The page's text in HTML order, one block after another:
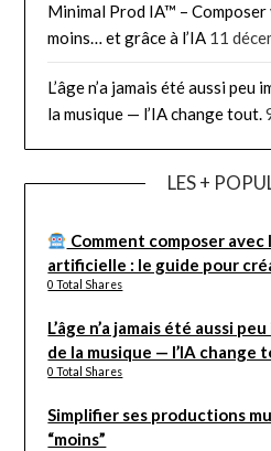
Minimal Prod IA™ – Composer
moins… et grâce à l’IA 11
L’âge n’a jamais été aussi
la musique — l’IA change tout.
LES +
Comment composer avec
artificielle : le guide pour
0 Total Shares
L’âge n’a jamais été aussi
de la musique — l’IA change
0 Total Shares
Simplifier ses productions
“moins”